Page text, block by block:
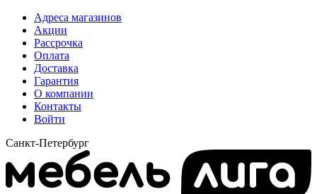
Адреса магазинов
Акции
Рассрочка
Оплата
Доставка
Гарантия
О компании
Контакты
Войти
Санкт-Петербург